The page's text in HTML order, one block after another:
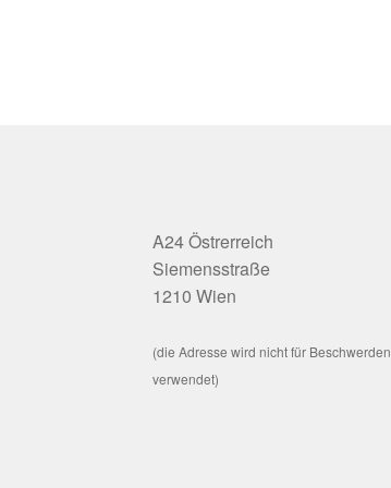
A24 Östrerreich
Siemensstraße
1210 Wien
(die Adresse wird nicht für Beschwerden
verwendet)